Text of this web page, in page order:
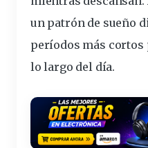
un patrón de sueño
períodos más
lo largo del día.